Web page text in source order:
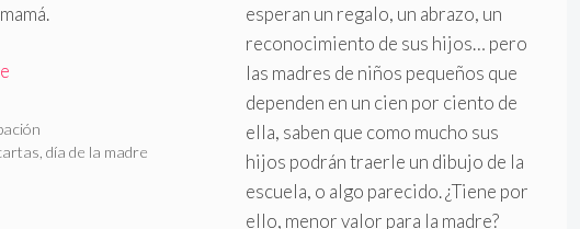
día de la madre
esperan un regalo, un abrazo, un
reconocimiento de sus hijos… pero
las madres de niños pequeños que
dependen en un cien por ciento de
ella, saben que como mucho sus
hijos podrán traerle un dibujo de la
escuela, o algo parecido.¿Tiene por
ello, menor valor para la madre?